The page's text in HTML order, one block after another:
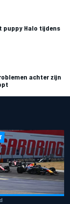
puppy Halo tijdens
achter zijn